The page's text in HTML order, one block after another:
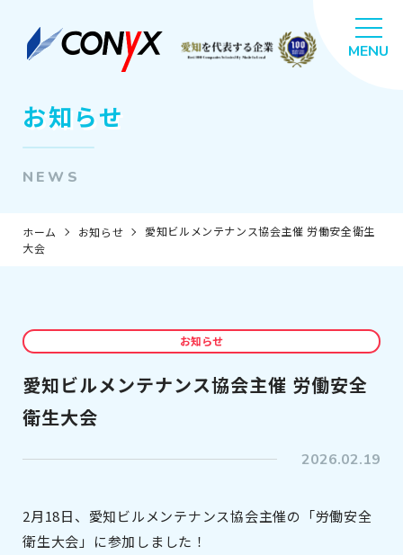
お知らせ
NEWS
ホーム お知らせ
愛知ビルメンテナンス協会主催 労働安全衛生
大会
お知らせ
愛知ビルメンテナンス協会主催 労働安全
衛生大会
2026.02.19
2月18日、愛知ビルメンテナンス協会主催の「労働安全
衛生大会」に参加しました！